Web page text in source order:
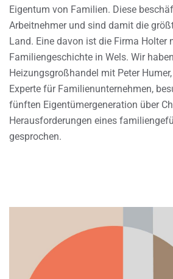
Eigentum von Familien. Diese
Arbeitnehmer und sind damit die
Land. Eine davon ist die Firma Holter
Familiengeschichte in Wels. Wir
Heizungsgroßhandel mit Peter
Experte für Familienunternehmen,
fünften Eigentümergeneration über
Herausforderungen eines
gesprochen.